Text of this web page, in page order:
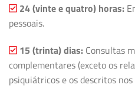
24 (vinte e quatro) horas:
pessoais.
15 (trinta) dias: Consultas
complementares (exceto os
psiquiátricos e os descritos